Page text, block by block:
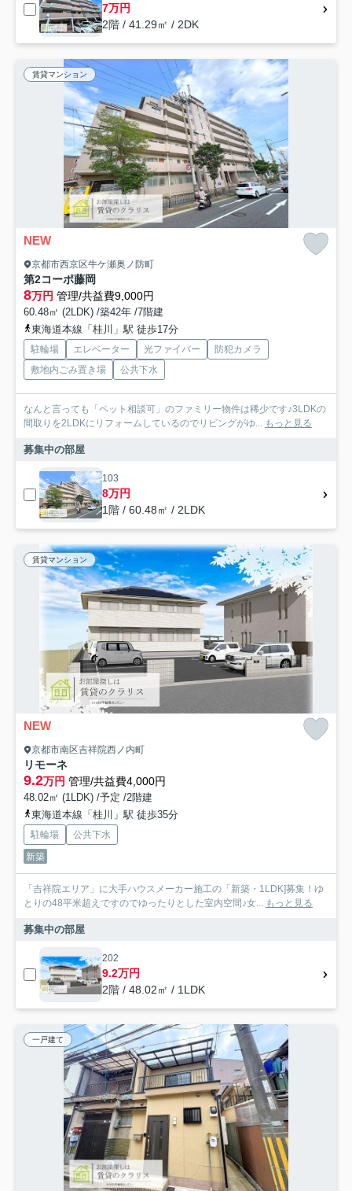
7万円
2階 / 41.29㎡ / 2DK
賃貸マンション
NEW
京都市西京区牛ケ瀬奥ノ防町
第2コーポ藤岡
8万円 管理/共益費9,000円
60.48㎡ (2LDK) /築42年 /7階建
東海道本線「桂川」駅 徒歩17分
駐輪場 エレベーター 光ファイバー
防犯カメラ
敷地内ごみ置き場
公共下水
なんと言っても「ペット相談可」のファミリー物件は稀少です♪3LDKの
間取りを2LDKにリフォームしているのでリビングがゆ... もっと見る
募集中の部屋
103
8万円
1階 / 60.48㎡ / 2LDK
賃貸マンション
NEW
京都市南区吉祥院西ノ内町
リモーネ
9.2万円 管理/共益費4,000円
48.02㎡ (1LDK) /予定 /2階建
東海道本線「桂川」駅 徒歩35分
駐輪場
公共下水
新築
「吉祥院エリア」に大手ハウスメーカー施工の「新築・1LDK]募集！ゆ
とりの48平米超えですのでゆったりとした室内空間♪女... もっと見る
募集中の部屋
202
9.2万円
2階 / 48.02㎡ / 1LDK
一戸建て